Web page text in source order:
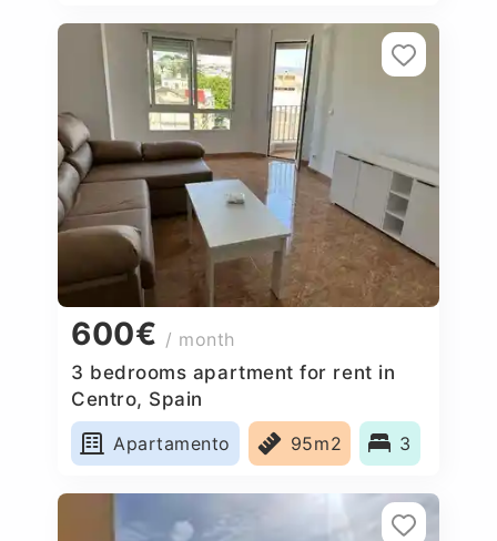
600€ / month
3 bedrooms apartment for rent in
Centro, Spain
Apartamento
95m2 3